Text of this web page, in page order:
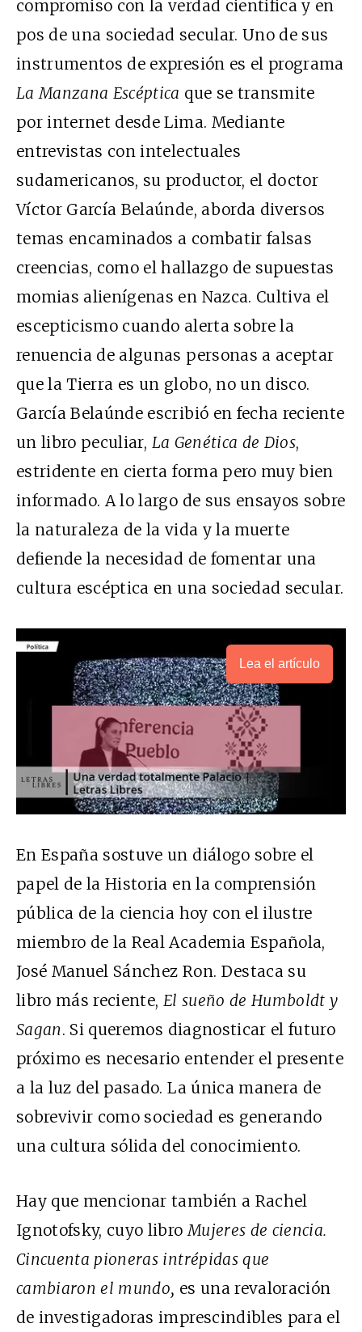
compromiso con la verdad científica y en
pos de una sociedad secular. Uno de sus
instrumentos de expresión es el programa
La Manzana Escéptica que se transmite
por internet desde Lima. Mediante
entrevistas con intelectuales
sudamericanos, su productor, el doctor
Víctor García Belaúnde, aborda diversos
temas encaminados a combatir falsas
creencias, como el hallazgo de supuestas
momias alienígenas en Nazca. Cultiva el
escepticismo cuando alerta sobre la
renuencia de algunas personas a aceptar
que la Tierra es un globo, no un disco.
García Belaúnde escribió en fecha reciente
un libro peculiar, La Genética de Dios,
estridente en cierta forma pero muy bien
informado. A lo largo de sus ensayos sobre
la naturaleza de la vida y la muerte
defiende la necesidad de fomentar una
cultura escéptica en una sociedad secular.
Lea el artículo
En España sostuve un diálogo sobre el
papel de la Historia en la comprensión
pública de la ciencia hoy con el ilustre
miembro de la Real Academia Española,
José Manuel Sánchez Ron. Destaca su
libro más reciente, El sueño de Humboldt y
Sagan. Si queremos diagnosticar el futuro
próximo es necesario entender el presente
a la luz del pasado. La única manera de
sobrevivir como sociedad es generando
una cultura sólida del conocimiento.
Hay que mencionar también a Rachel
Ignotofsky, cuyo libro Mujeres de ciencia.
Cincuenta pioneras intrépidas que
cambiaron el mundo, es una revaloración
de investigadoras imprescindibles para el